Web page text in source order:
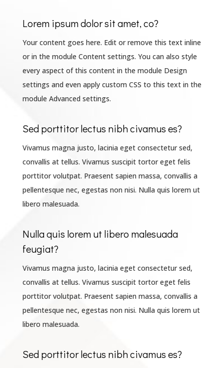
Lorem ipsum dolor sit amet, co?
Your content goes here. Edit or remove this text inline
or in the module Content settings. You can also style
every aspect of this content in the module Design
settings and even apply custom CSS to this text in the
module Advanced settings.
Sed porttitor lectus nibh civamus es?
Vivamus magna justo, lacinia eget consectetur sed,
convallis at tellus. Vivamus suscipit tortor eget felis
porttitor volutpat. Praesent sapien massa, convallis a
pellentesque nec, egestas non nisi. Nulla quis lorem ut
libero malesuada.
Nulla quis lorem ut libero malesuada
feugiat?
Vivamus magna justo, lacinia eget consectetur sed,
convallis at tellus. Vivamus suscipit tortor eget felis
porttitor volutpat. Praesent sapien massa, convallis a
pellentesque nec, egestas non nisi. Nulla quis lorem ut
libero malesuada.
Sed porttitor lectus nibh civamus es?